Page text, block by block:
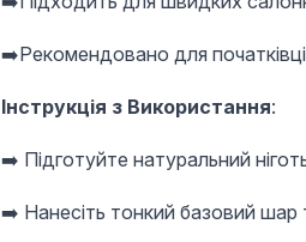
➡️Рекомендовано для
Інструкція з Використання:
➡️ Підготуйте натуральний
➡️ Нанесіть тонкий базовий шар